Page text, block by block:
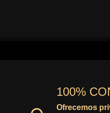
100%
Ofrecemos